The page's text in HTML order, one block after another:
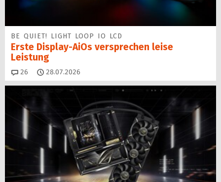
BE QUIET! LIGHT LOOP IO LCD
Erste Display-AiOs versprechen leise
Leistung
26 Kommentare
28.07.2026